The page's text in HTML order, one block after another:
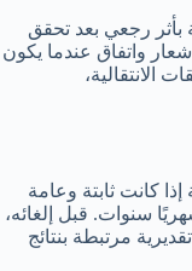
بأثر رجعي بعد تحقق
واتفاق عندما يكون
الانتقالية،
كانت ثابتة وعامة
سنوات. قبل إلغائه،
مرتبطة بنتائج